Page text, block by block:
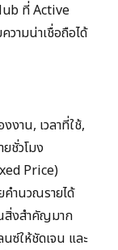
ที่ Active
วามน่าเชื่อถือได้
งาน, เวลาที่ใช้,
ชั่วโมง
Price)
ำนวณรายได้
นสิ่งสำคัญมาก
ซ์ให้ชัดเจน และ